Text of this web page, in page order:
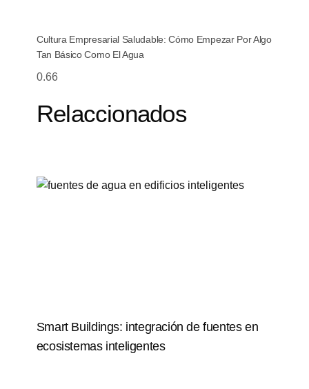
Cultura Empresarial Saludable: Cómo Empezar Por Algo
Tan Básico Como El Agua
Relaccionados
Smart Buildings: integración de fuentes en
ecosistemas inteligentes